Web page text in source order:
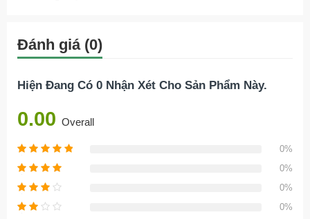
Đánh giá (0)
Hiện Đang Có 0 Nhận Xét Cho Sản Phẩm Này.
0.00 Overall
0%
0%
0%
0%